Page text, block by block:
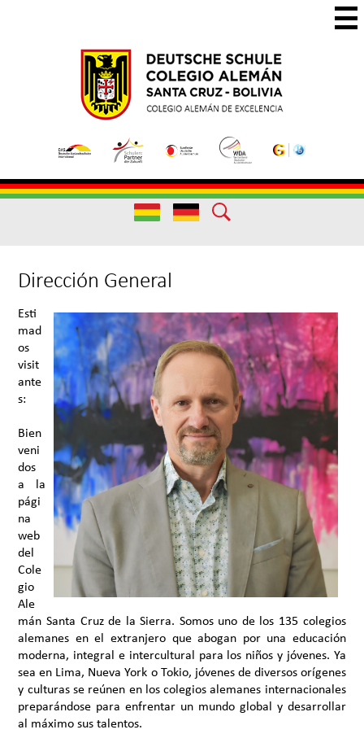
to
main
content
Colegio
Santa
Cruz
Colegio
de
Excelencia
Useful
Links
Useful
Dirección General
Esti
mad
os
visit
ante
s:
Bien
veni
dos
a la
pági
na
web
del
Cole
gio
Ale
mán Santa Cruz de la Sierra. Somos uno de los 135 colegios
alemanes en el extranjero que abogan por una educación
moderna, integral e intercultural para los niños y jóvenes. Ya
sea en Lima, Nueva York o Tokio, jóvenes de diversos orígenes
y culturas se reúnen en los colegios alemanes internacionales
preparándose para enfrentar un mundo global y desarrollar
al máximo sus talentos.